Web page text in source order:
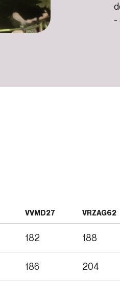
-
VVMD27 VRZAG62
182 188
186 204